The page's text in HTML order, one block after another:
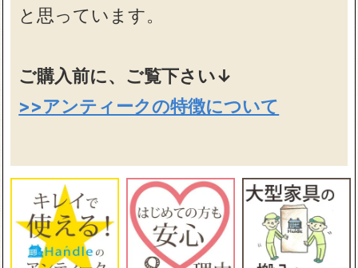
と思っています。
ご購入前に、ご覧下さい↓
>>アンティークの特徴について